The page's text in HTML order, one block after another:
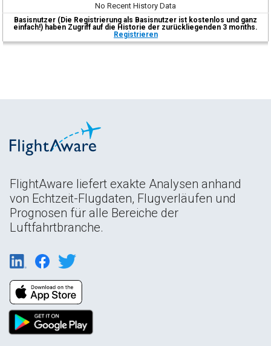
No Recent History Data
Basisnutzer (Die Registrierung als Basisnutzer ist kostenlos und ganz
einfach!) haben Zugriff auf die Historie der zurückliegenden 3 months.
Registrieren
FlightAware liefert exakte Analysen anhand
von Echtzeit-Flugdaten, Flugverläufen und
Prognosen für alle Bereiche der
Luftfahrtbranche.